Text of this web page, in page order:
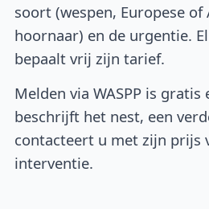
soort (wespen, Europese of
hoornaar) en de urgentie.
bepaalt vrij zijn tarief.
Melden via WASPP is
beschrijft het nest, een
contacteert u met zijn prijs
interventie.